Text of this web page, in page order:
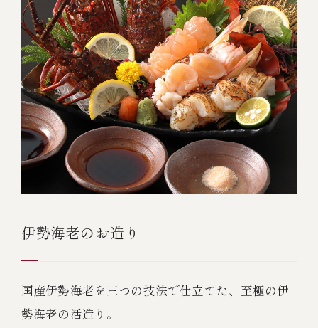
伊勢海老のお造り
国産伊勢海老を三つの技法で仕立てた、至極の伊
勢海老の活造り。